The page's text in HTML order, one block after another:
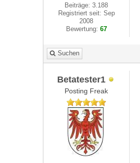
Beiträge: 3.188
Registriert seit: Sep
2008
Bewertung: 67
Suchen
Betatester1
Posting Freak